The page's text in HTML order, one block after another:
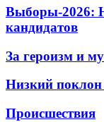
Выборы-2026:
кандидатов
За героизм и
Низкий
Происшествия